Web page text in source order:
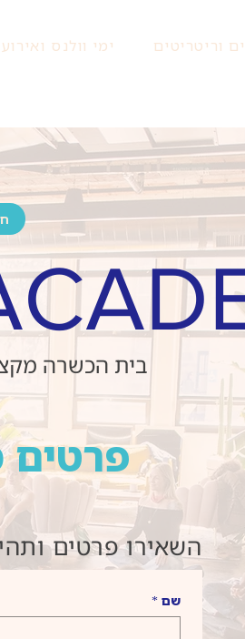
וריטריטים ימי וולנס
בית הכשרה
פרטים
השאירו פרטים
שם *